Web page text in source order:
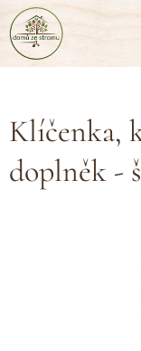
Klíčenka,
doplněk -